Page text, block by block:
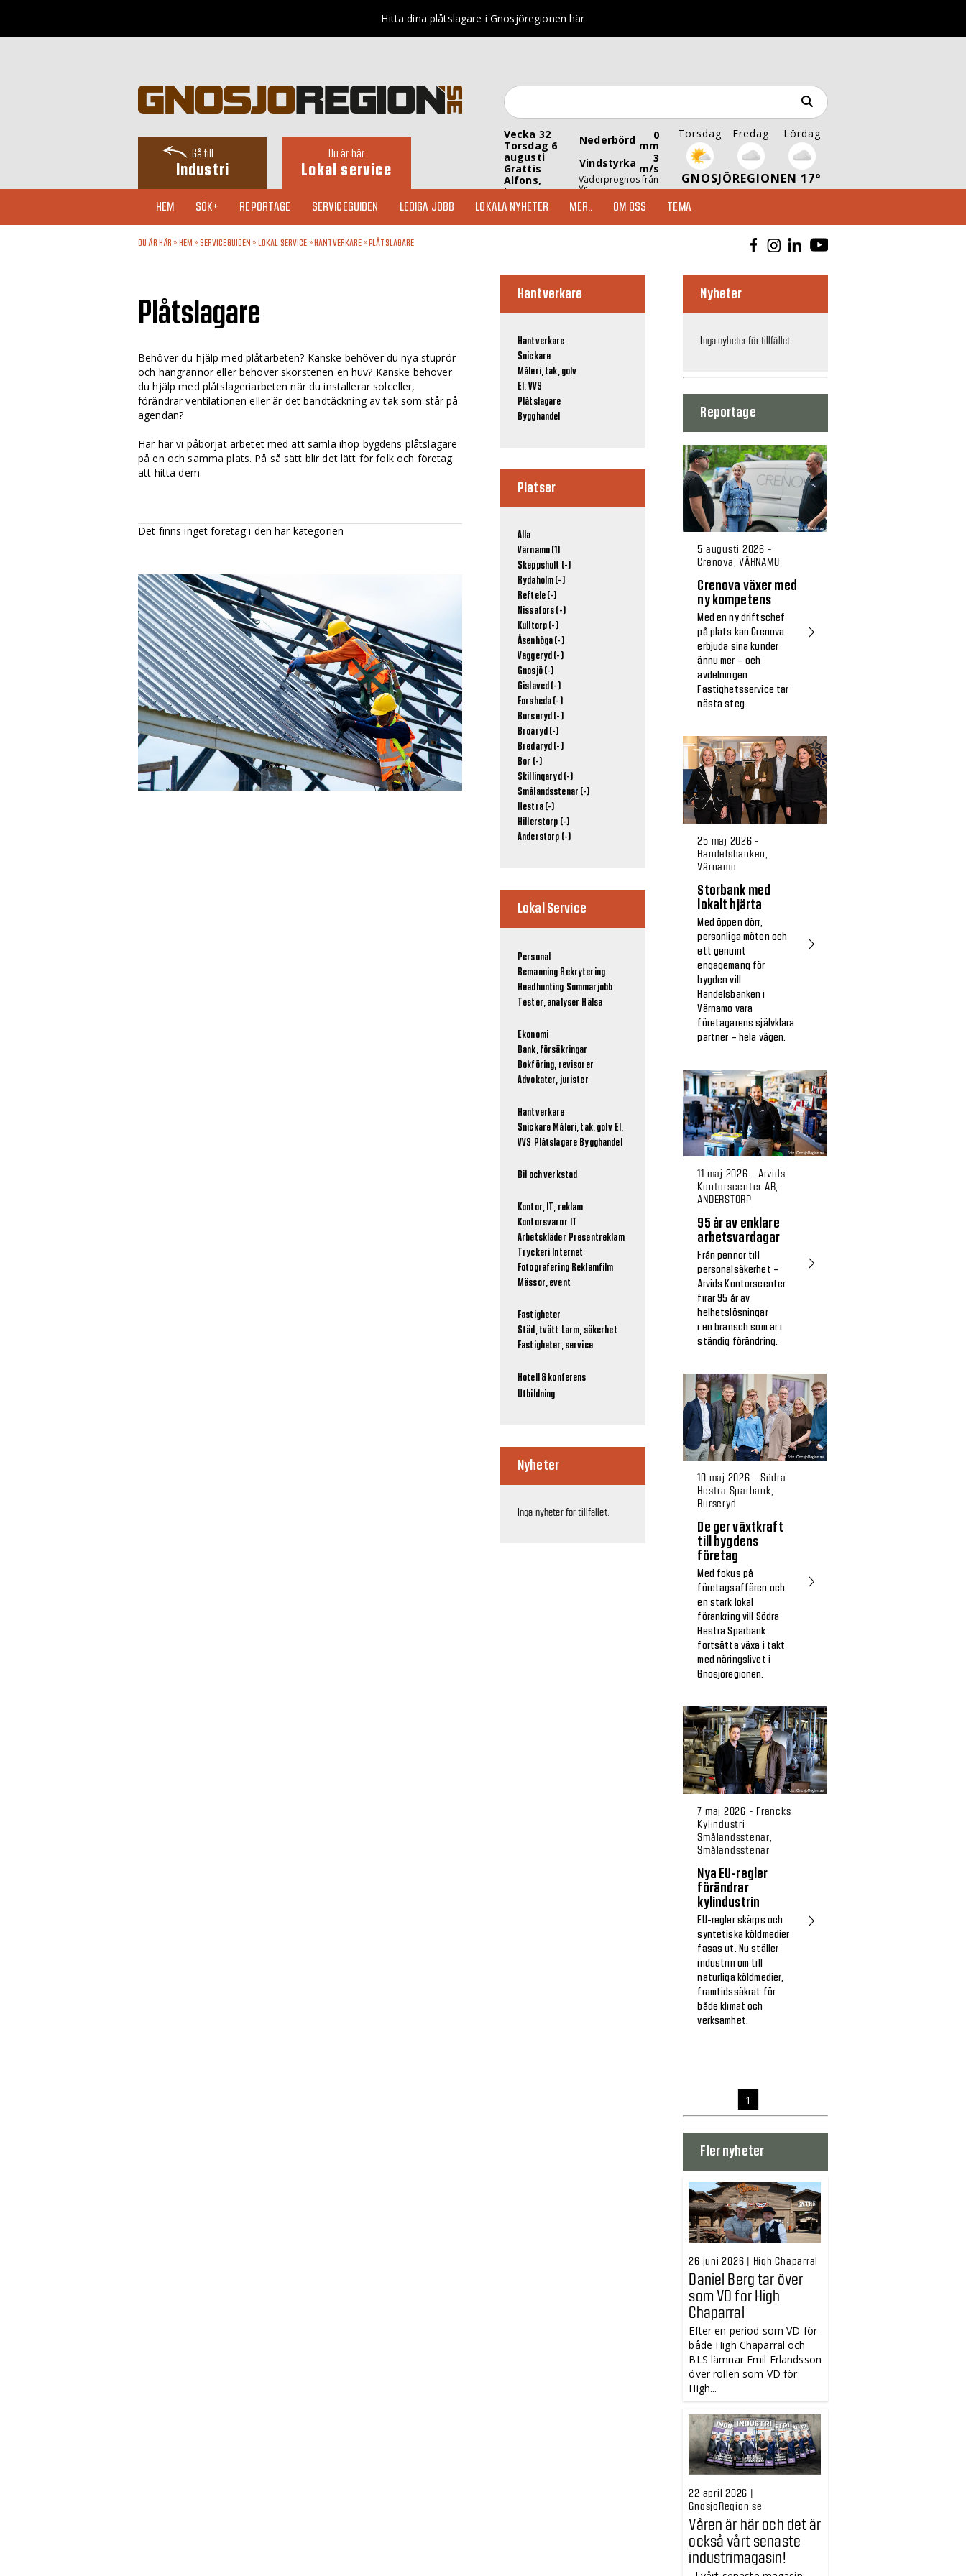
Hitta dina plåtslagare i Gnosjöregionen här
Gå till
Industri
Du är här
Lokal service
Vecka 32
Torsdag 6
augusti
Grattis
Alfons,
Inez
Nederbörd 0
mm
Vindstyrka
3
m/s
Väderprognos från
Yr
Torsdag Fredag Lördag
GNOSJÖREGIONEN 17°
HEM SÖK+ REPORTAGE SERVICEGUIDEN LEDIGA JOBB LOKALA NYHETER MER.. OM OSS TEMA
DU ÄR HÄR » HEM » SERVICEGUIDEN » LOKAL SERVICE » HANTVERKARE » PLÅTSLAGARE
Plåtslagare
Behöver du hjälp med plåtarbeten? Kanske behöver du nya stuprör
och hängrännor eller behöver skorstenen en huv? Kanske behöver
du hjälp med plåtslageriarbeten när du installerar solceller,
förändrar ventilationen eller är det bandtäckning av tak som står på
agendan?
Här har vi påbörjat arbetet med att samla ihop bygdens plåtslagare
på en och samma plats. På så sätt blir det lätt för folk och företag
att hitta dem.
Det finns inget företag i den här kategorien
Hantverkare
Hantverkare
Snickare
Måleri, tak, golv
El, VVS
Plåtslagare
Bygghandel
Platser
Alla
Värnamo (1)
Skeppshult (-)
Rydaholm (-)
Reftele (-)
Nissafors (-)
Kulltorp (-)
Åsenhöga (-)
Vaggeryd (-)
Gnosjö (-)
Gislaved (-)
Forsheda (-)
Burseryd (-)
Broaryd (-)
Bredaryd (-)
Bor (-)
Skillingaryd (-)
Smålandsstenar (-)
Hestra (-)
Hillerstorp (-)
Anderstorp (-)
Lokal Service
Personal
Bemanning Rekrytering
Headhunting Sommarjobb
Tester, analyser Hälsa
Ekonomi
Bank, försäkringar
Bokföring, revisorer
Advokater, jurister
Hantverkare
Snickare Måleri, tak, golv El,
VVS Plåtslagare Bygghandel
Bil och verkstad
Kontor, IT, reklam
Kontorsvaror
Arbetskläder Presentreklam
Tryckeri Internet
Fotografering Reklamfilm
Mässor, event
Fastigheter
Städ, tvätt Larm, säkerhet
Fastigheter, service
Hotell & konferens
Utbildning
Nyheter
Inga nyheter för tillfället.
Nyheter
Inga nyheter för tillfället.
Reportage
5 augusti 2026 -
Crenova, VÄRNAMO
Crenova växer med
ny kompetens
Med en ny driftschef
på plats kan Crenova
erbjuda sina kunder
ännu mer – och
avdelningen
Fastighetsservice tar
nästa steg.
25 maj 2026 -
Handelsbanken,
Värnamo
Storbank med
lokalt hjärta
Med öppen dörr,
personliga möten och
ett genuint
engagemang för
bygden vill
Handelsbanken i
Värnamo vara
företagarens självklara
partner – hela vägen.
11 maj 2026 - Arvids
Kontorscenter AB,
ANDERSTORP
95 år av enklare
arbetsvardagar
Från pennor till
personalsäkerhet –
Arvids Kontorscenter
firar 95 år av
helhetslösningar
i en bransch som är i
ständig förändring.
10 maj 2026 - Södra
Hestra Sparbank,
Burseryd
De ger växtkraft
till bygdens
företag
Med fokus på
företagsaffären och
en stark lokal
förankring vill Södra
Hestra Sparbank
fortsätta växa i takt
med näringslivet i
Gnosjöregionen.
7 maj 2026 - Francks
Kylindustri
Smålandsstenar,
Smålandsstenar
Nya EU-regler
förändrar
kylindustrin
EU-regler skärps och
syntetiska köldmedier
fasas ut. Nu ställer
industrin om till
naturliga köldmedier,
framtidssäkrat för
både klimat och
verksamhet.
1
Fler nyheter
26 juni 2026 | High Chaparral
Daniel Berg tar över
som VD för High
Chaparral
Efter en period som VD för
både High Chaparral och
BLS lämnar Emil Erlandsson
över rollen som VD för
High...
22 april 2026 |
GnosjoRegion.se
Våren är här och det är
också vårt senaste
industrimagasin!